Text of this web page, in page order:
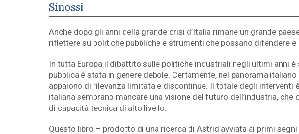
Sinossi
Anche dopo gli anni della grande crisi d’Italia rimane un grande
riflettere su politiche pubbliche e strumenti che possano difendere
In tutta Europa il dibattito sulle politiche industriali negli ultimi anni
pubblica è stata in genere debole. Certamente, nel panorama
appaiono di rilevanza limitata e discontinue. Il totale degli
italiana sembrano mancare una visione del futuro dell’industria,
di capacità tecnica di alto livello.
Questo libro – prodotto di una ricerca di Astrid avviata ai primi